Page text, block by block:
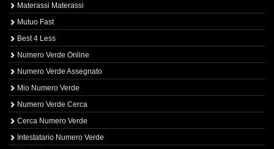
Materassi Materassi
Mutuo Fast
Best 4 Less
Numero Verde Online
Numero Verde Assegnato
Mio Numero Verde
Numero Verde Cerca
Cerca Numero Verde
Intestatario Numero Verde